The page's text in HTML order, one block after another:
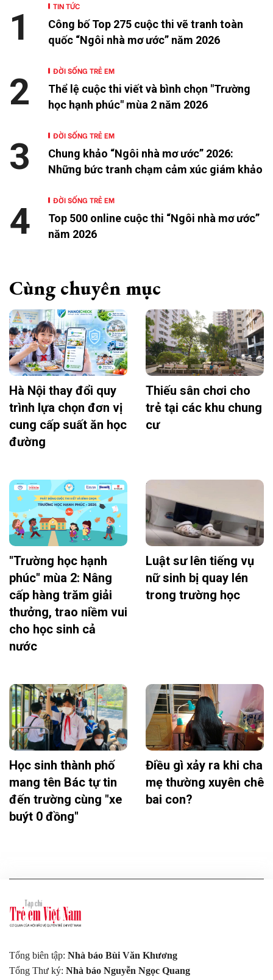
TIN TỨC
Công bố Top 275 cuộc thi vẽ tranh toàn
quốc “Ngôi nhà mơ ước” năm 2026
1
ĐỜI SỐNG TRẺ EM
Thể lệ cuộc thi viết và bình chọn "Trường
học hạnh phúc" mùa 2 năm 2026
2
ĐỜI SỐNG TRẺ EM
Chung khảo “Ngôi nhà mơ ước” 2026:
Những bức tranh chạm cảm xúc giám khảo
3
ĐỜI SỐNG TRẺ EM
Top 500 online cuộc thi “Ngôi nhà mơ ước”
năm 2026
4
Cùng chuyên mục
Hà Nội thay đổi quy
trình lựa chọn đơn vị
cung cấp suất ăn học
đường
Thiếu sân chơi cho
trẻ tại các khu chung
cư
"Trường học hạnh
phúc" mùa 2: Nâng
cấp hàng trăm giải
thưởng, trao niềm vui
cho học sinh cả
nước
Luật sư lên tiếng vụ
nữ sinh bị quay lén
trong trường học
Học sinh thành phố
mang tên Bác tự tin
đến trường cùng "xe
buýt 0 đồng"
Điều gì xảy ra khi cha
mẹ thường xuyên chê
bai con?
Tổng biên tập: Nhà báo Bùi Văn Khương
Tổng Thư ký: Nhà báo Nguyễn Ngọc Quang